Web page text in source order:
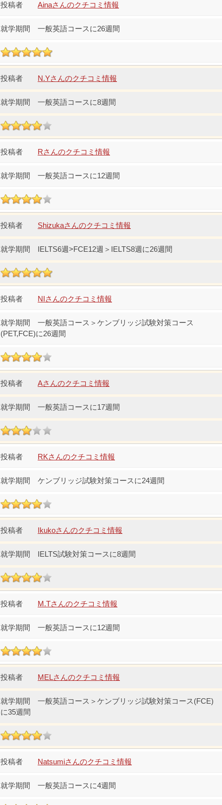
Ainaさんのクチコミ情報
一般英語コースに26週間
N.Yさんのクチコミ情報
一般英語コースに8週間
Rさんのクチコミ情報
一般英語コースに12週間
Shizukaさんのクチコミ情報
IELTS6週>FCE12週＞IELTS8週に26週間
NIさんのクチコミ情報
一般英語コース＞ケンブリッジ試験対策コース
(PET,FCE)に26週間
Aさんのクチコミ情報
一般英語コースに17週間
RKさんのクチコミ情報
ケンブリッジ試験対策コースに24週間
Ikukoさんのクチコミ情報
IELTS試験対策コースに8週間
M.Tさんのクチコミ情報
一般英語コースに12週間
MELさんのクチコミ情報
一般英語コース＞ケンブリッジ試験対策コース(FCE)
に35週間
Natsumiさんのクチコミ情報
一般英語コースに4週間